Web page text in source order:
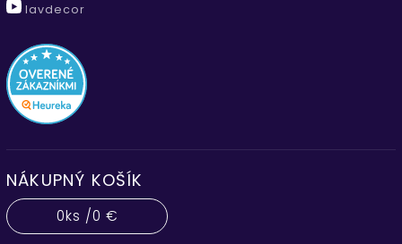
lavdecor
NÁKUPNÝ KOŠÍK
0ks /0 €